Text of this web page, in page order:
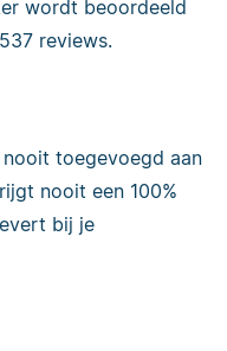
wordt beoordeeld
reviews.
toegevoegd aan
nooit een 100%
bij je